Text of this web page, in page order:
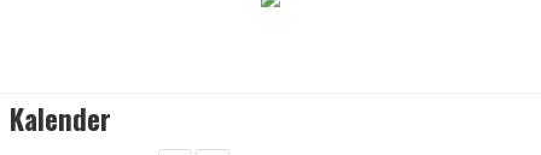
Kalender